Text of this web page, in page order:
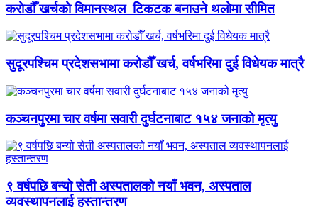
करोडौँ खर्चको विमानस्थल टिकटक बनाउने थलोमा सीमित
सुदूरपश्चिम प्रदेशसभामा करोडौँ खर्च, वर्षभरिमा दुई विधेयक मात्रै
कञ्चनपुरमा चार वर्षमा सवारी दुर्घटनाबाट १५४ जनाको मृत्यु
९ वर्षपछि बन्यो सेती अस्पतालको नयाँ भवन, अस्पताल
व्यवस्थापनलाई हस्तान्तरण